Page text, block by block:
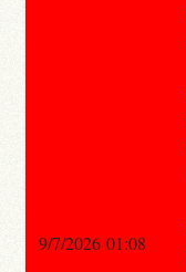
9/7/2026 01:08